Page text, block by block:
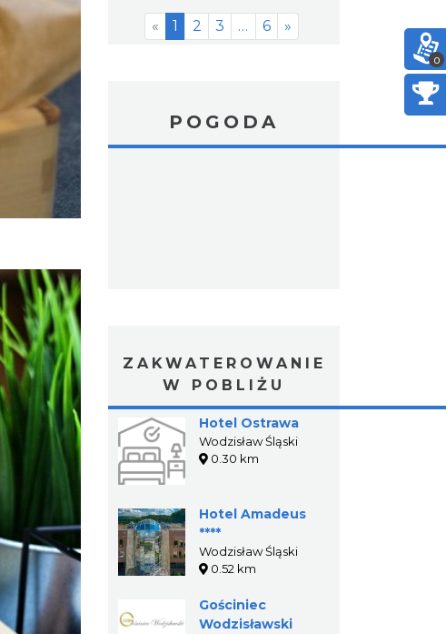
« 1 2 3 … 6 »
POGODA
ZAKWATEROWANIE
W POBLIŻU
Hotel Ostrawa
Wodzisław Śląski
0.30 km
Hotel Amadeus
****
Wodzisław Śląski
0.52 km
Gościniec
Wodzisławski
0